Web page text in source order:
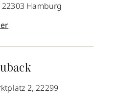
22303 Hamburg
2, 22299